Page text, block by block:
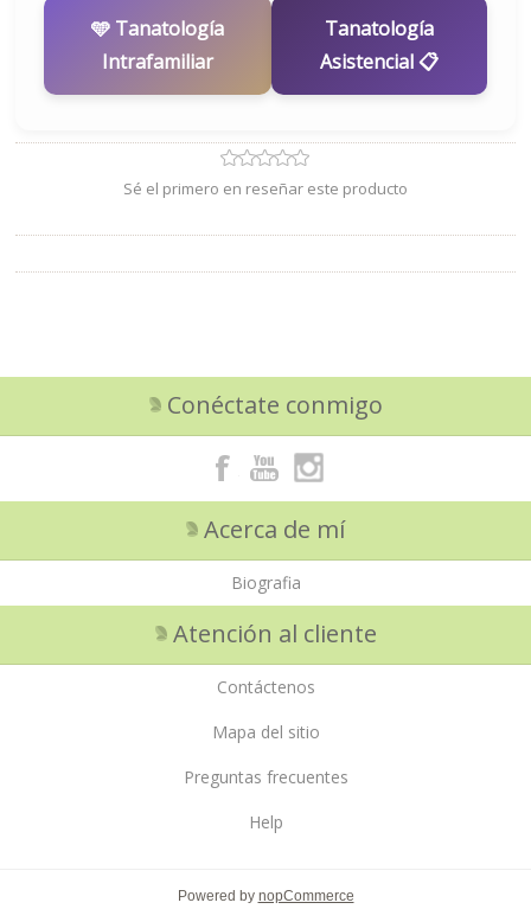
🩵 Tanatología
Intrafamiliar
Tanatología
Asistencial 📋
Sé el primero en reseñar este producto
Conéctate conmigo
Acerca de mí
Biografia
Atención al cliente
Contáctenos
Mapa del sitio
Preguntas frecuentes
Help
Powered by nopCommerce